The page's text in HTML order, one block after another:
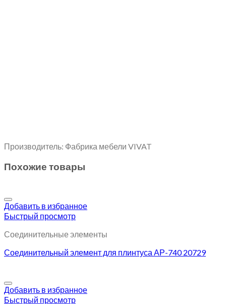
Производитель: Фабрика мебели VIVAT
Похожие товары
Добавить в избранное
Быстрый просмотр
Соединительные элементы
Соединительный элемент для плинтуса АР-740 20729
Добавить в избранное
Быстрый просмотр